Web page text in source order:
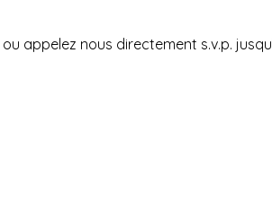
appelez nous directement s.v.p.